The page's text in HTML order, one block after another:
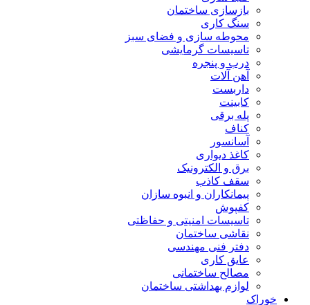
بازسازی ساختمان
سنگ کاری
محوطه سازی و فضای سبز
تاسیسات گرمایشی
درب و پنجره
آهن آلات
داربست
کابینت
پله برقی
کناف
آسانسور
کاغذ دیواری
برق و الکترونیک
سقف کاذب
پیمانکاران و انبوه سازان
کفپوش
تاسیسات امنیتی و حفاظتی
نقاشی ساختمان
دفتر فنی مهندسی
عایق کاری
مصالح ساختمانی
لوازم بهداشتی ساختمان
خوراک